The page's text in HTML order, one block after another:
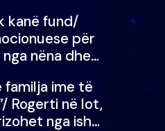
mëngjesit
kanë fund/
për
nëna dhe
Nuk
familja ime të
Rogerti në lot,
nga ish-